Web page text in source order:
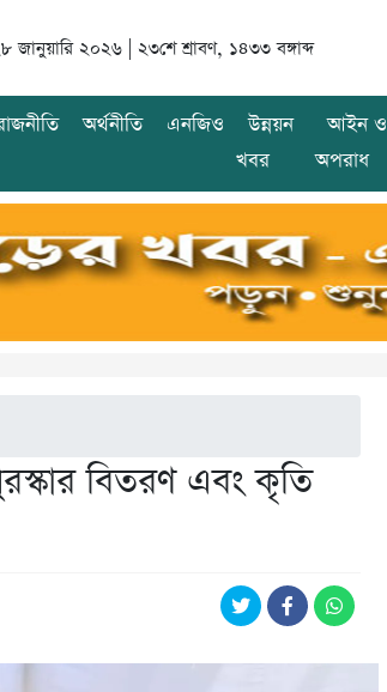
জানুয়ারি ২০২৬ | ২৩শে শ্রাবণ, ১৪৩৩ বঙ্গাব্দ
অর্থনীতি এনজিও
উন্নয়ন
খবর
আইন ও
অপরাধ
বিতরণ এবং কৃতি